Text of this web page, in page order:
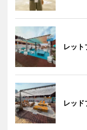
レッ
レッ